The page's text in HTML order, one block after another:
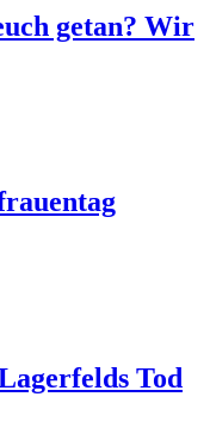
getan? Wir
Tod